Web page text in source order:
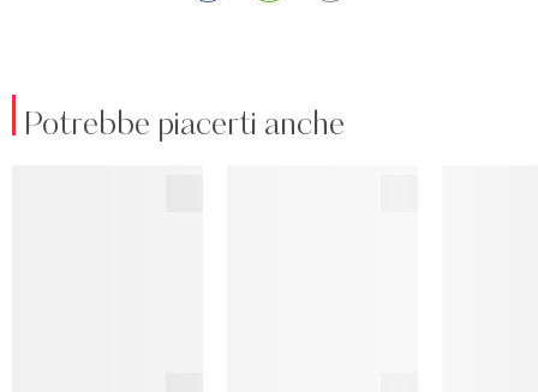
Potrebbe piacerti anche